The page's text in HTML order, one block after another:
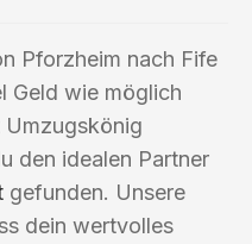
Pforzheim nach Fife
Geld wie möglich
Umzugskönig
den idealen Partner
gefunden. Unsere
dein wertvolles